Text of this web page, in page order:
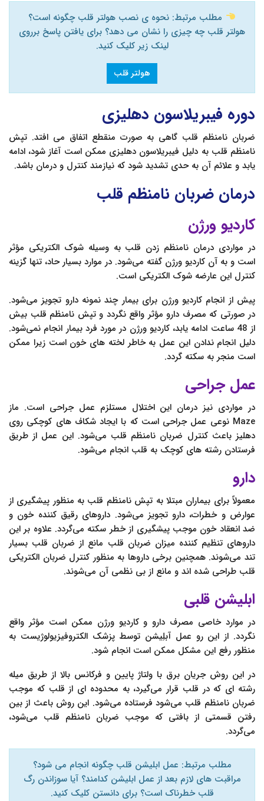
مطلب مرتبط: نحوه ی نصب هولتر قلب چگونه است؟
هولتر قلب چه چیزی را نشان می دهد؟ برای یافتن پاسخ برروی
لینک زیر کلیک کنید.
هولتر قلب
دوره فيبريلاسون‌ دهلیزی
ضربان نامنظم قلب گاهی به صورت منقطع اتفاق می افتد. تپش
نامنظم قلب به دلیل فيبريلاسون‌ دهلیزی ممکن است آغاز شود، ادامه
یابد و علائم آن به حدی تشدید شود که نیازمند کنترل و درمان باشد.
درمان ضربان نامنظم قلب
کاردیو ورژن
در مواردی درمان نامنظم زدن قلب به وسیله شوک الکتریکی مؤثر
است و به آن کاردیو ورژن گفته می‌شود. در موارد بسیار حاد، تنها گزینه
کنترل این عارضه شوک الکتریکی است.
پیش از انجام کاردیو ورژن برای بیمار چند نمونه دارو تجویز می‌شود.
در صورتی که مصرف دارو مؤثر واقع نگردد و تپش نامنظم قلب بیش
از 48 ساعت ادامه یابد، کاردیو ورژن در مورد فرد بیمار انجام نمی‌شود.
دلیل انجام ندادن این عمل به خاطر لخته های خون است زیرا ممکن
است منجر به سکته گردد.
عمل جراحی
در مواردی نیز درمان این اختلال مستلزم عمل جراحی است. ماز
Maze نوعی عمل جراحی است که با ایجاد شکاف های کوچکی روی
دهلیز باعث کنترل ضربان نامنظم قلب می‌شود. این عمل از طریق
فرستادن رشته های کوچک به قلب انجام می‌شود.
دارو
معمولاً برای بیماران مبتلا به تپش نامنظم قلب به منظور پیشگیری از
عوارض و خطرات، دارو تجویز می‌شود. داروهای رقیق کننده خون و
ضد انعقاد خون موجب پیشگیری از خطر سکته می‌گردد. علاوه بر این
داروهای تنظیم کننده میزان ضربان قلب مانع از ضربان قلب بسیار
تند می‌شوند. همچنین برخی داروها به منظور کنترل ضربان الکتریکی
قلب طراحی شده اند و مانع از بی نظمی آن می‌شوند.
ابلیشن قلبی
در موارد خاصی مصرف دارو و کاردیو ورژن ممکن است مؤثر واقع
نگردد. از این رو عمل آبلِیشن توسط پزشک الکتروفیزیولوژیست به
منظور رفع این مشکل ممکن است انجام شود.
در این روش جریان برق با ولتاژ پایین و فرکانس بالا از طریق میله
رشته ای که در قلب قرار می‌گیرد، به محدوده ای از قلب که موجب
ضربان نامنظم قلب می‌شود فرستاده می‌شود. این روش باعث از بین
رفتن قسمتی از بافتی که موجب ضربان نامنظم قلب می‌شود،
می‌گردد.
مطلب مرتبط: عمل ابلیشن قلب چگونه انجام می شود؟
مراقبت های لازم بعد از عمل ابلیشن کدامند؟ آیا سوزاندن رگ
قلب خطرناک است؟ برای دانستن کلیک کنید.